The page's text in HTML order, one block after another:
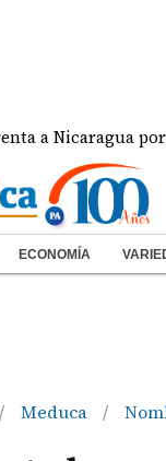
por el
ECONOMÍA
/ Meduca /